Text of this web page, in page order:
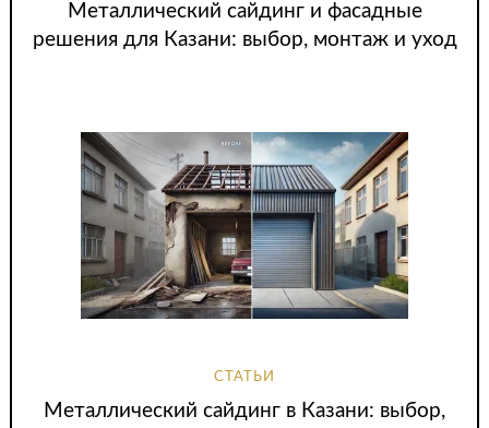
Металлический сайдинг и фасадные
решения для Казани: выбор, монтаж и уход
СТАТЬИ
Металлический сайдинг в Казани: выбор,